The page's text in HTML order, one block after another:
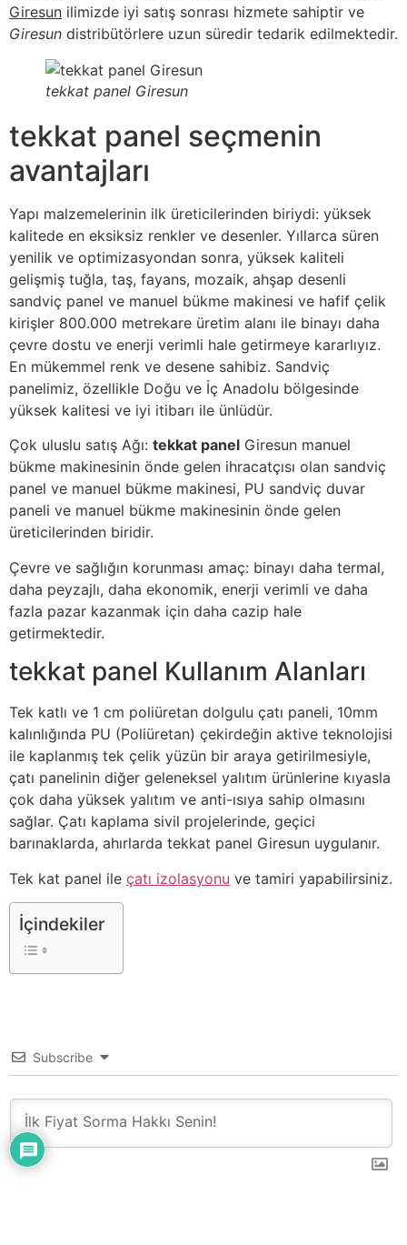
Giresun ilimizde iyi satış sonrası hizmete sahiptir ve
Giresun distribütörlere uzun süredir tedarik edilmektedir.
tekkat panel Giresun
tekkat panel seçmenin
avantajları
Yapı malzemelerinin ilk üreticilerinden biriydi: yüksek
kalitede en eksiksiz renkler ve desenler. Yıllarca süren
yenilik ve optimizasyondan sonra, yüksek kaliteli
gelişmiş tuğla, taş, fayans, mozaik, ahşap desenli
sandviç panel ve manuel bükme makinesi ve hafif çelik
kirişler 800.000 metrekare üretim alanı ile binayı daha
çevre dostu ve enerji verimli hale getirmeye kararlıyız.
En mükemmel renk ve desene sahibiz. Sandviç
panelimiz, özellikle Doğu ve İç Anadolu bölgesinde
yüksek kalitesi ve iyi itibarı ile ünlüdür.
Çok uluslu satış Ağı: tekkat panel Giresun manuel
bükme makinesinin önde gelen ihracatçısı olan sandviç
panel ve manuel bükme makinesi, PU sandviç duvar
paneli ve manuel bükme makinesinin önde gelen
üreticilerinden biridir.
Çevre ve sağlığın korunması amaç: binayı daha termal,
daha peyzajlı, daha ekonomik, enerji verimli ve daha
fazla pazar kazanmak için daha cazip hale
getirmektedir.
tekkat panel Kullanım Alanları
Tek katlı ve 1 cm poliüretan dolgulu çatı paneli, 10mm
kalınlığında PU (Poliüretan) çekirdeğin aktive teknolojisi
ile kaplanmış tek çelik yüzün bir araya getirilmesiyle,
çatı panelinin diğer geleneksel yalıtım ürünlerine kıyasla
çok daha yüksek yalıtım ve anti-ısıya sahip olmasını
sağlar. Çatı kaplama sivil projelerinde, geçici
barınaklarda, ahırlarda tekkat panel Giresun uygulanır.
Tek kat panel ile çatı izolasyonu ve tamiri yapabilirsiniz.
İçindekiler
Subscribe